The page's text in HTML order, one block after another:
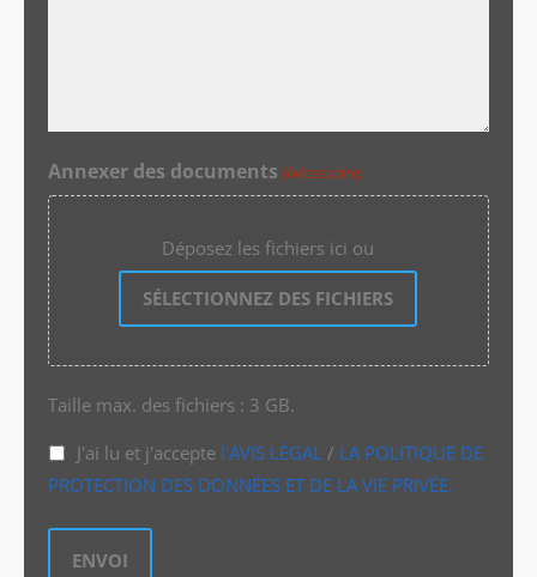
Annexer des documents (Nécessaire)
Déposez les fichiers ici ou
SÉLECTIONNEZ DES FICHIERS
Taille max. des fichiers : 3 GB.
J'ai lu et j'acceptel'AVIS LÉGAL / LA POLITIQUE DE
PROTECTION DES DONNÉES ET DE LA VIE PRIVÉE.